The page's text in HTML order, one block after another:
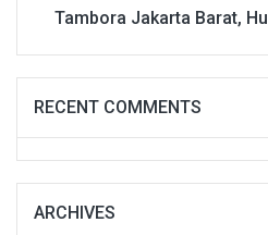
Tambora Jakarta Barat,
RECENT COMMENTS
ARCHIVES